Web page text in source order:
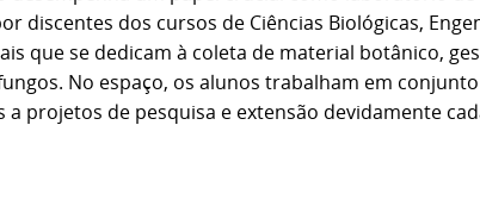
discentes dos cursos de Ciências Biológicas,
quese dedicam à coleta de material botânico,
No espaço, os alunos trabalham em
a projetos de pesquisa e extensão devidamente